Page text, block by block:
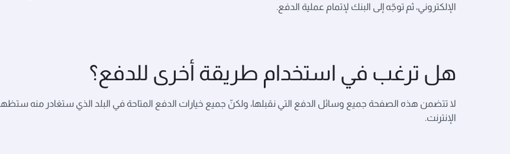
الإلكتروني، ثم توجّه إلى البنك لإتمام عملية الدفع.
هل ترغب في استخدام طريقة أخرى للدفع؟
لا تتضمن هذه الصفحة جميع وسائل الدفع التي نقبلها، ولكنّ جميع خيارات الدفع المتاحة في البلد الذي ستغادر منه
الإنترنت.